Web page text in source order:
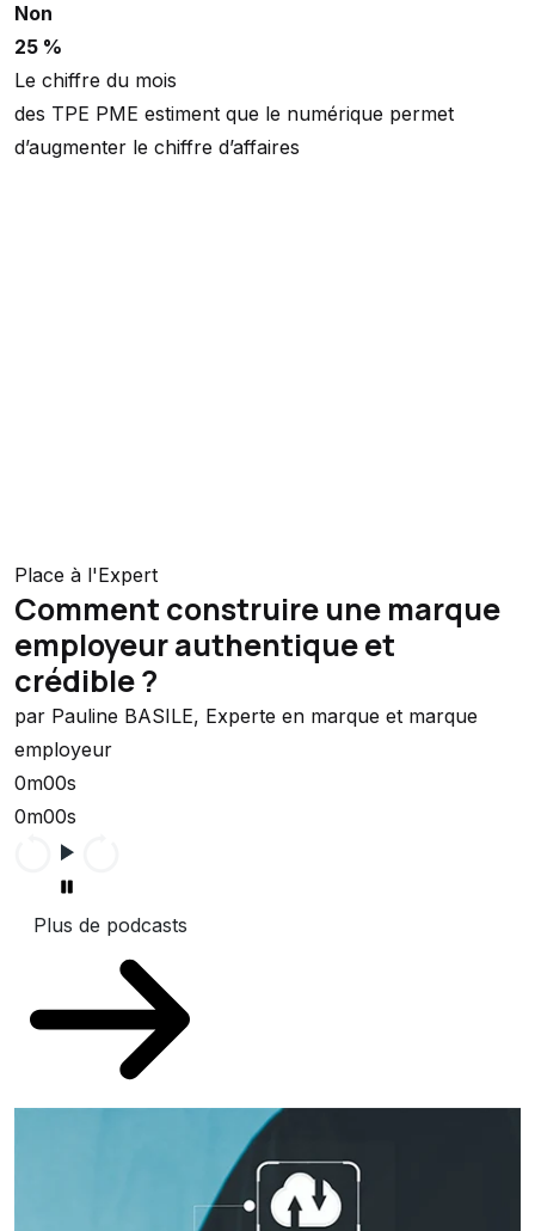
Non
25 %
Le chiffre du mois
des TPE PME estiment que le numérique permet
d’augmenter le chiffre d’affaires
Place à l'Expert
Comment construire une marque
employeur authentique et
crédible ?
par Pauline BASILE, Experte en marque et marque
employeur
0m00s
0m00s
Plus de podcasts